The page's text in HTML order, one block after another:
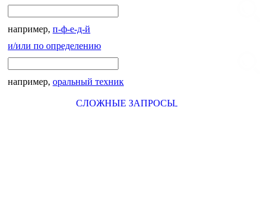
например, п-ф-е-д-й
и/или по определению
например, оральный техник
СЛОЖНЫЕ ЗАПРОСЫ